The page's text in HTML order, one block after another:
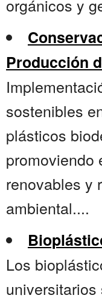
orgánicos y
Producción
sostenibles
plásticos
promoviendo
renovables y
ambiental....
Los